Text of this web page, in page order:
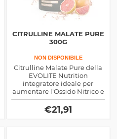
CITRULLINE MALATE PURE
300G
NON DISPONIBILE
Citrulline Malate Pure della
EVOLITE Nutrition
integratore ideale per
aumentare l'Ossido Nitrico e
la vasodilatazione durante le
sessioni di allenamento.
€21,91